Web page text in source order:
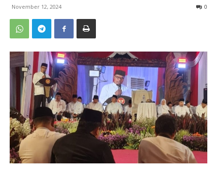
November 12, 2024 0